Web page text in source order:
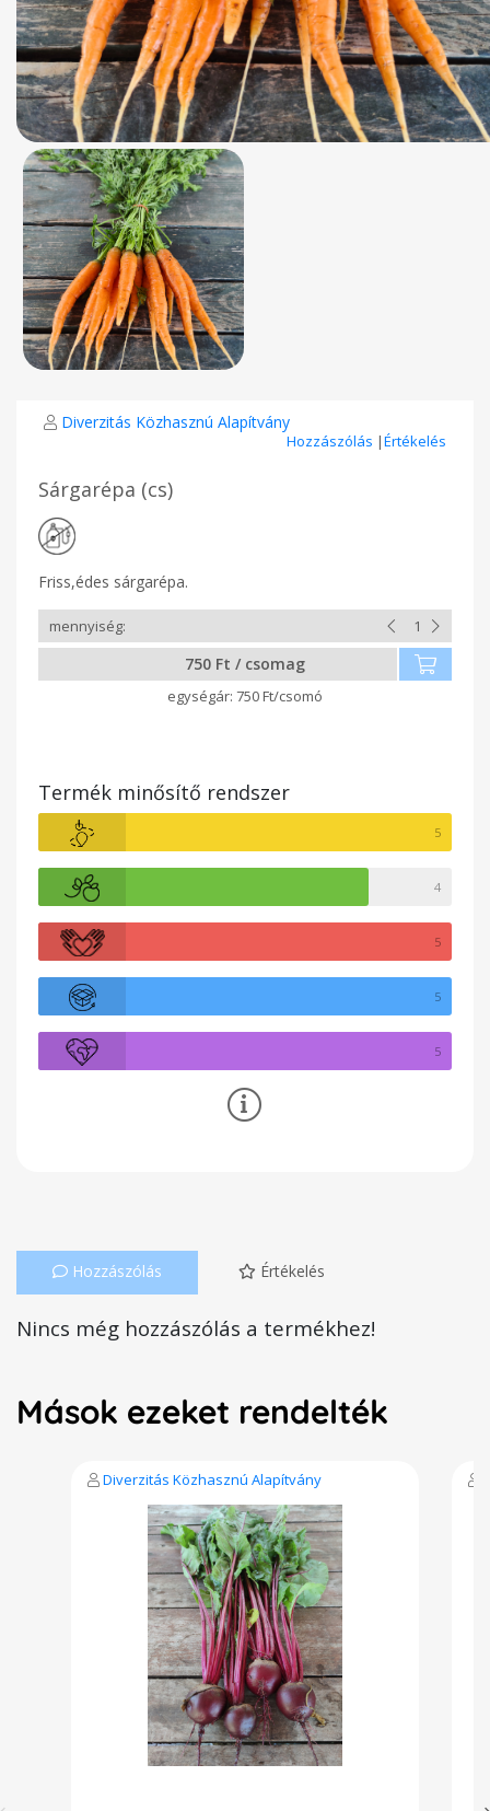
Diverzitás Közhasznú Alapítvány
Hozzászólás |Értékelés
Sárgarépa (cs)
Friss,édes sárgarépa.
750 Ft / csomag
750 Ft/csomó
Termék minősítő rendszer
5
4
5
5
5
Hozzászólás Értékelés
Nincs még hozzászólás a termékhez!
Mások ezeket rendelték
Diverzitás Közhasznú Alapítvány